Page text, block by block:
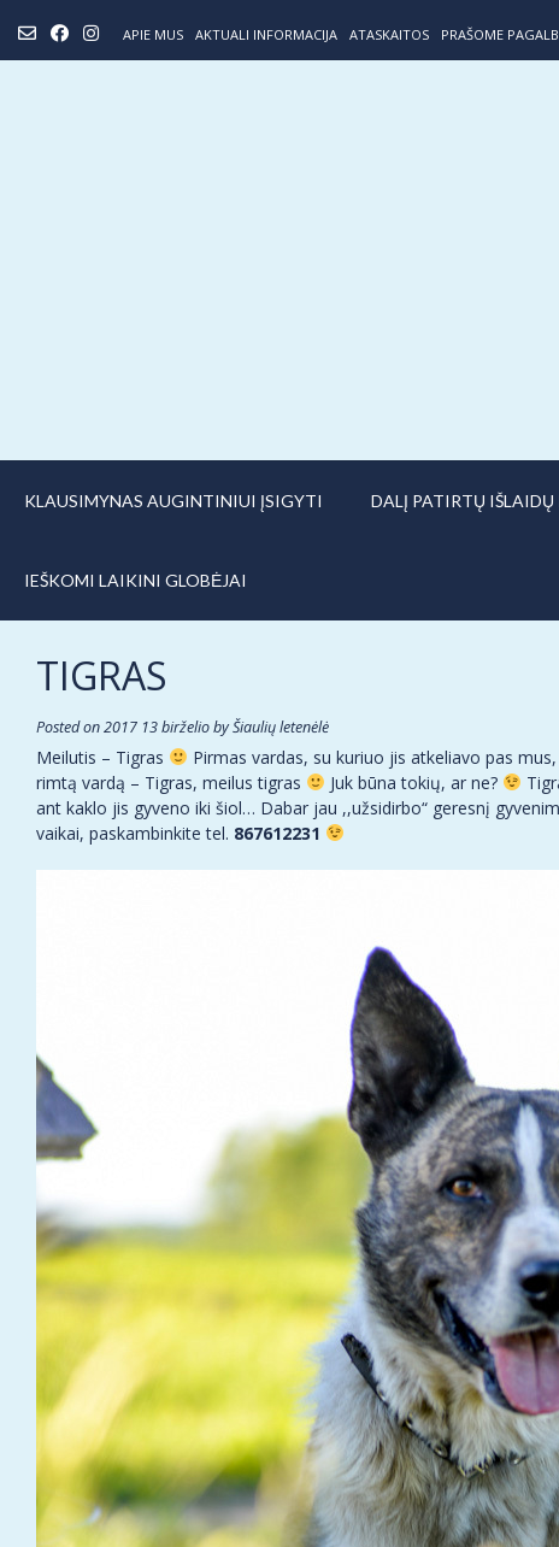
content
APIE MUS AKTUALI INFORMACIJA ATASKAITOS PRAŠOME
KLAUSIMYNAS AUGINTINIUI ĮSIGYTI DALĮ PATIRTŲ
IEŠKOMI LAIKINI GLOBĖJAI
TIGRAS
Posted on2017 13 birželiobyŠiaulių letenėlė
Meilutis – Tigras Pirmas vardas, su kuriuo jis atkeliavo pas
rimtą vardą – Tigras, meilus tigras
Juk būna tokių, ar ne?
ant kaklo jis gyveno iki šiol… Dabar jau ,,užsidirbo“ geresnį
vaikai, paskambinkite tel. 867612231